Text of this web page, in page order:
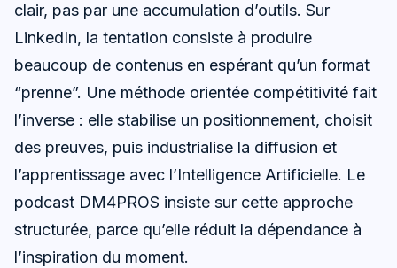
clair, pas par une accumulation d’outils. Sur
LinkedIn, la tentation consiste à produire
beaucoup de contenus en espérant qu’un format
“prenne”. Une méthode orientée compétitivité fait
l’inverse : elle stabilise un positionnement, choisit
des preuves, puis industrialise la diffusion et
l’apprentissage avec l’Intelligence Artificielle. Le
podcast DM4PROS insiste sur cette approche
structurée, parce qu’elle réduit la dépendance à
l’inspiration du moment.